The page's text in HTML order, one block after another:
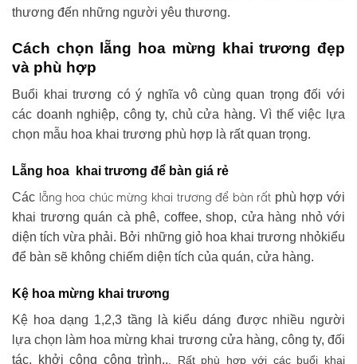
thương đến những người yêu thương.
Cách chọn lẵng hoa mừng khai trương đẹp
và phù hợp
Buổi khai trương có ý nghĩa vô cùng quan trọng đối với
các doanh nghiệp, công ty, chủ cửa hàng. Vì thế việc lựa
chọn mẫu hoa khai trương phù hợp là rất quan trọng.
Lẵng hoa khai trương để bàn giá rẻ
Các lẵng hoa chúc mừng khai trương để bàn rất phù hợp với
khai trương quán cà phê, coffee, shop, cửa hàng nhỏ với
diện tích vừa phải. Bởi những giỏ hoa khai trương nhỏkiểu
để bàn sẽ không chiếm diện tích của quán, cửa hàng.
Kệ hoa mừng khai trương
Kệ hoa dạng 1,2,3 tầng là kiểu dáng được nhiều người
lựa chọn làm hoa mừng khai trương cửa hàng, công ty, đối
tác, khởi công công trình.. . Rất phù hợp với các buổi khai